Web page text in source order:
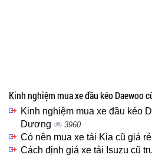
Kinh nghiệm mua xe đầu kéo Daewoo
Kinh nghiệm mua xe đầu kéo
Dương
3960
Có nên mua xe tải Kia cũ giá
Cách định giá xe tải Isuzu cũ